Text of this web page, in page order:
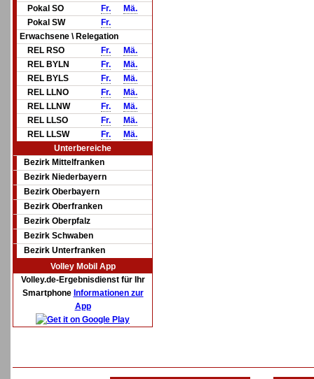
Pokal SO
Fr.
Mä.
Pokal SW
Fr.
Erwachsene \ Relegation
REL RSO
Fr.
Mä.
REL BYLN
Fr.
Mä.
REL BYLS
Fr.
Mä.
REL LLNO
Fr.
Mä.
REL LLNW
Fr.
Mä.
REL LLSO
Fr.
Mä.
REL LLSW
Fr.
Mä.
Unterbereiche
Bezirk Mittelfranken
Bezirk Niederbayern
Bezirk Oberbayern
Bezirk Oberfranken
Bezirk Oberpfalz
Bezirk Schwaben
Bezirk Unterfranken
Volley Mobil App
Volley.de-Ergebnisdienst für Ihr
Smartphone Informationen zur
App